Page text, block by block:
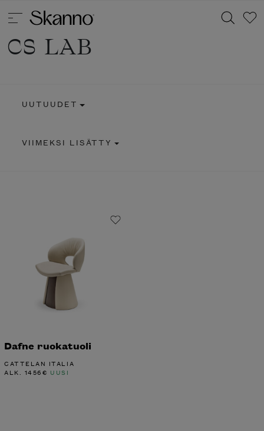
CS LAB
UUTUUDET
VIIMEKSI LISÄTTY
Dafne ruokatuoli
CATTELAN ITALIA
ALK. 1456€ UUSI